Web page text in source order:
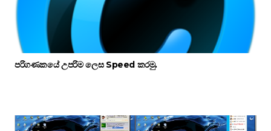
පරිගණකයේ උපරිම ලෙස Speed කරමු.